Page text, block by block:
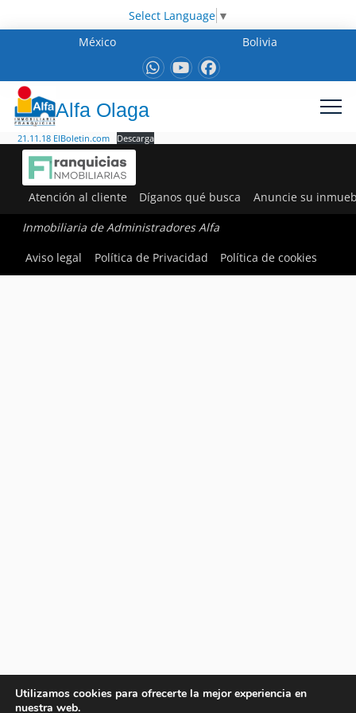
Select Language ▼
México
Bolivia
Alfa Olaga
21.11.18 ElBoletin.com Descarga
Atención al cliente Díganos qué busca Anuncie su
Inmobiliaria de Administradores Alfa
Aviso legal
Política de Privacidad Política de cookies
Utilizamos cookies para ofrecerte la mejor experiencia en
nuestra web.